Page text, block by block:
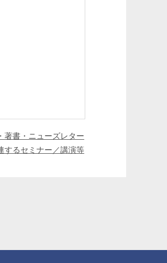
著書・ニューズレター
するセミナー／講演等